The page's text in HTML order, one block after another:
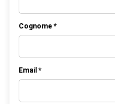
Cognome *
Email *